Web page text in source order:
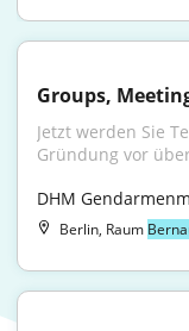
Groups,
Jetzt werden Sie
Gründung vor
DHM
Berlin, Raum